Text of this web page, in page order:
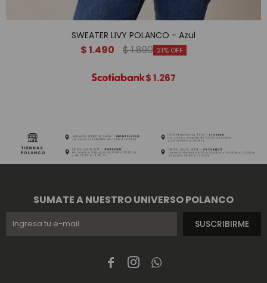
SWEATER LIVY POLANCO - Azul
$1.490 $1.890 21
$1.267
  
SUMATE A NUESTRO UNIVERSO POLANCO
SUSCRIBIRME